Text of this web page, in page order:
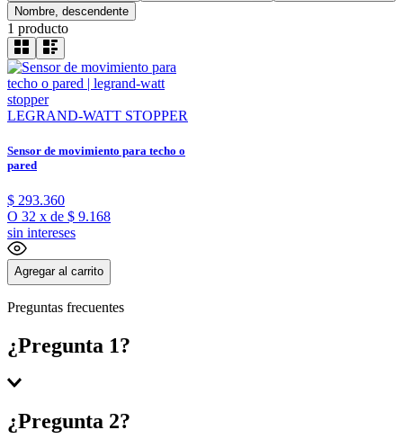
Nombre, descendente
1 producto
LEGRAND-WATT STOPPER
Sensor de movimiento para techo o
pared
$ 293.360
O 32 x de $ 9.168
sin intereses
Agregar al carrito
Preguntas frecuentes
¿Pregunta 1?
Respuesta 1
¿Pregunta 2?